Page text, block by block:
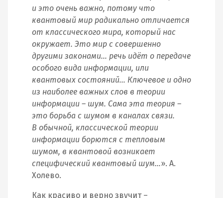
и это очень важно, потому что
квантовый мир радикально отличается
от классического мира, который нас
окружает. Это мир с совершенно
другими законами… речь идёт о передаче
особого вида информации, или
квантовых состояний… Ключевое и одно
из наиболее важных слов в теории
информации – шум. Сама эта теория –
это борьба с шумом в каналах связи.
В обычной, классической теории
информации борются с тепловым
шумом, в квантовой возникает
специфический квантовый шум…». А.
Холево.
Как красиво и верно звучит –